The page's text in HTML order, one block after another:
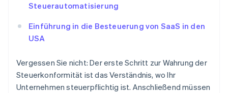
Steuerautomatisierung
Einführung in die Besteuerung von SaaS in den
USA
Vergessen Sie nicht: Der erste Schritt zur Wahrung der
Steuerkonformität ist das Verständnis, wo Ihr
Unternehmen steuerpflichtig ist. Anschließend müssen